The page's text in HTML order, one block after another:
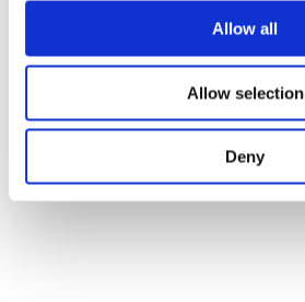
Allow all
Allow selection
Deny
Усі країни
Республіка Ірландія